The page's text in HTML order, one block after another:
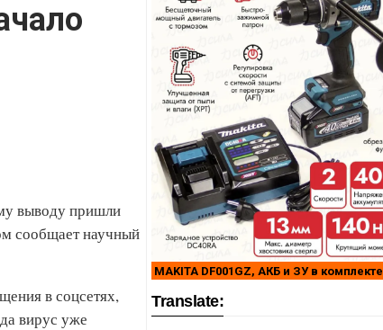
выводу пришли
сообщает научный
в соцсетях,
вирус уже
MAKITA DF001GZ, АКБ и ЗУ в комплекте
Translate: